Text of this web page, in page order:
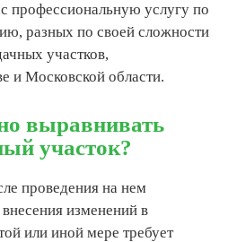
профессиональную услугу по
разных по своей сложности
участков,
и Московской области.
выравнивать
участок?
проведения на нем
изменений в
или иной мере требует